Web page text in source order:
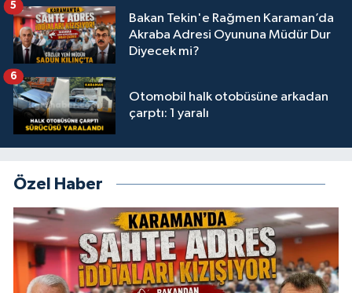
Bakan Tekin'e Rağmen Karaman’da
Akraba Adresi Oyununa Müdür Dur
Diyecek mi?
5
Otomobil halk otobüsüne arkadan
çarptı: 1 yaralı
6
Özel Haber